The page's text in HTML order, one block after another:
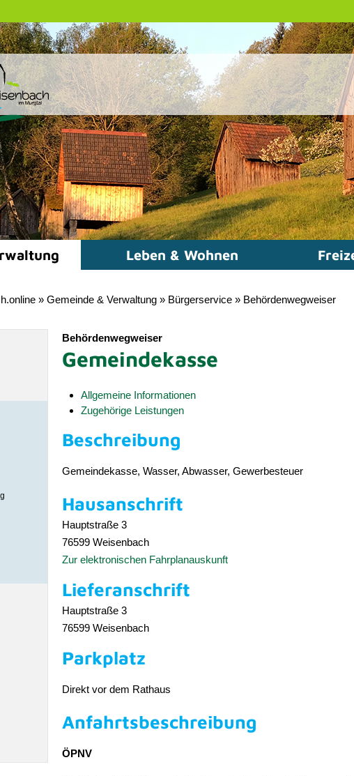
Leben & Wohnen
» Gemeinde & Verwaltung » Bürgerservice » Behördenwegweiser
Behördenwegweiser
Gemeindekasse
Allgemeine Informationen
Zugehörige Leistungen
Beschreibung
Gemeindekasse, Wasser, Abwasser, Gewerbesteuer
Hausanschrift
Hauptstraße 3
76599 Weisenbach
Zur elektronischen Fahrplanauskunft
Lieferanschrift
Hauptstraße 3
76599 Weisenbach
Parkplatz
Direkt vor dem Rathaus
Anfahrtsbeschreibung
ÖPNV